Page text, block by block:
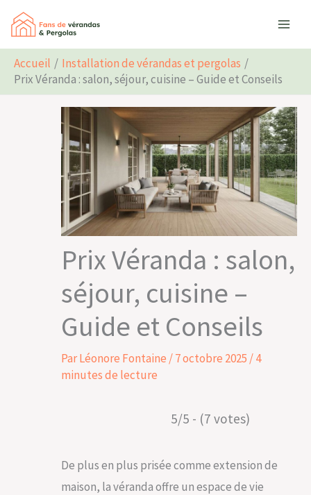
Aller
contenu
Accueil
Installation de vérandas et pergolas
Prix Véranda : salon, séjour, cuisine – Guide et Conseils
Prix Véranda : salon,
séjour, cuisine –
Guide et Conseils
ParLéonore Fontaine /7 octobre 2025 /4
minutes de lecture
5/5 - (7 votes)
De plus en plus prisée comme extension de
maison, la véranda offre un espace de vie
Rechercher